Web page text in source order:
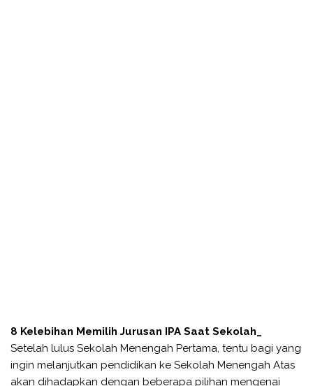
8 Kelebihan Memilih Jurusan IPA Saat Sekolah_
Setelah lulus Sekolah Menengah Pertama, tentu bagi yang
ingin melanjutkan pendidikan ke Sekolah Menengah Atas
akan dihadapkan dengan beberapa pilihan mengenai